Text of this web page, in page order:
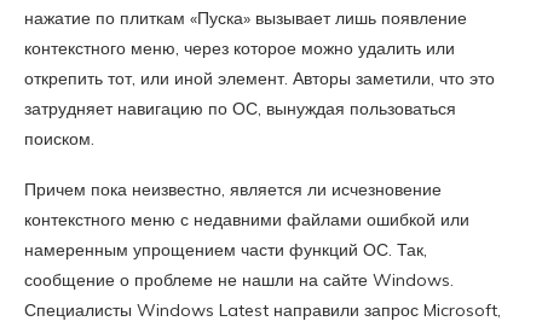
нажатие по плиткам «Пуска» вызывает лишь появление
контекстного меню, через которое можно удалить или
открепить тот, или иной элемент. Авторы заметили, что это
затрудняет навигацию по ОС, вынуждая пользоваться
поиском.
Причем пока неизвестно, является ли исчезновение
контекстного меню с недавними файлами ошибкой или
намеренным упрощением части функций ОС. Так,
сообщение о проблеме не нашли на сайте Windows.
Специалисты Windows Latest направили запрос Microsoft,